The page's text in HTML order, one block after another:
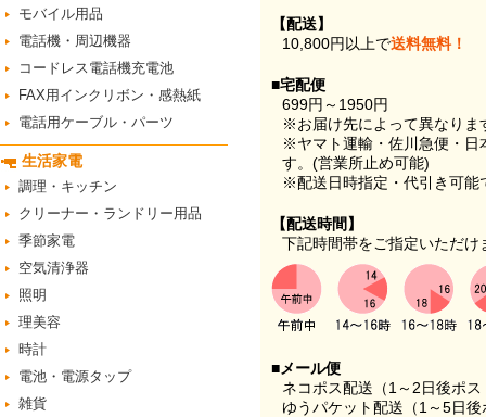
モバイル用品
電話機・周辺機器
コードレス電話機充電池
FAX用インクリボン・感熱紙
電話用ケーブル・パーツ
生活家電
調理・キッチン
クリーナー・ランドリー用品
季節家電
空気清浄器
照明
理美容
時計
電池・電源タップ
雑貨
【配送】
10,800円以上で送料無料！
■宅配便
699円～1950円
※お届け先によって異なりま
※ヤマト運輸・佐川急便・日
す。(営業所止め可能)
※配送日時指定・代引き可能
【配送時間】
下記時間帯をご指定いただけ
■メール便
ネコポス配送（1～2日後ポ
ゆうパケット配送（1～5日